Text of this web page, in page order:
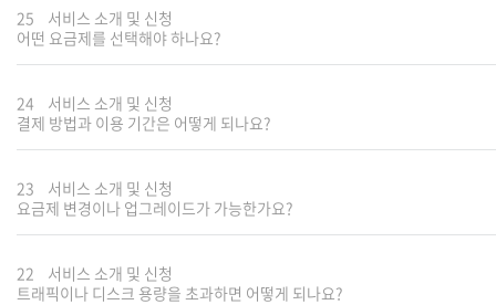
25
서비스 소개 및 신청
어떤 요금제를 선택해야 하나요?
24
서비스 소개 및 신청
결제 방법과 이용 기간은 어떻게 되나요?
23
서비스 소개 및 신청
요금제 변경이나 업그레이드가 가능한가요?
22
서비스 소개 및 신청
트래픽이나 디스크 용량을 초과하면 어떻게 되나요?